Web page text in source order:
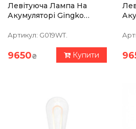
Левітуюча Лампа На
Акумуляторі Gingko
Артикул: G019WT.
9650₴ Купити